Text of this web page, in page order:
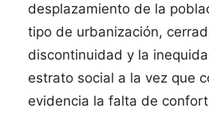
desplazamiento de la
tipo de urbanización,
discontinuidad y la
estrato social a la vez que
evidencia la falta de